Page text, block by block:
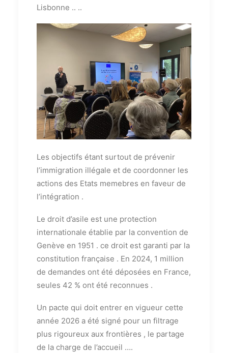
Lisbonne .. ..
Les objectifs étant surtout de prévenir
l’immigration illégale et de coordonner les
actions des Etats memebres en faveur de
l’intégration .
Le droit d’asile est une protection
internationale établie par la convention de
Genève en 1951 . ce droit est garanti par la
constitution française . En 2024, 1 million
de demandes ont été déposées en France,
seules 42 % ont été reconnues .
Un pacte qui doit entrer en vigueur cette
année 2026 a été signé pour un filtrage
plus rigoureux aux frontières , le partage
de la charge de l’accueil ….